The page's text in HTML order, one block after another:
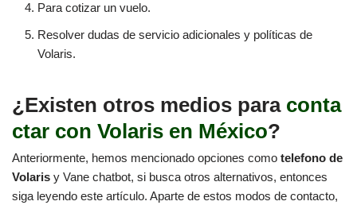
Para cotizar un vuelo.
Resolver dudas de servicio adicionales y políticas de
Volaris.
¿Existen otros medios para conta
ctar con Volaris en México?
Anteriormente, hemos mencionado opciones como telefono de
Volaris y Vane chatbot, si busca otros alternativos, entonces
siga leyendo este artículo. Aparte de estos modos de contacto,